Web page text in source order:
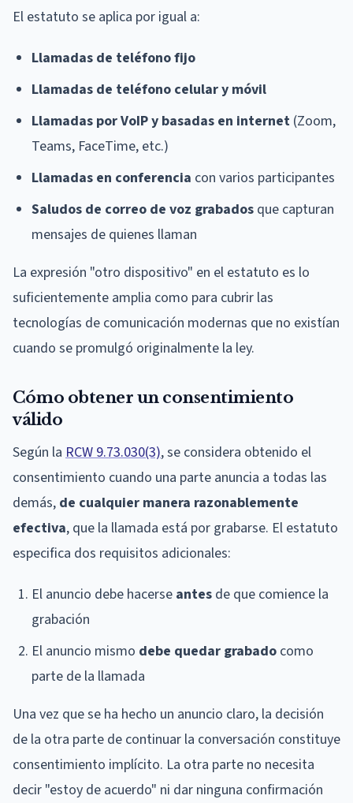
El estatuto se aplica por igual a:
Llamadas de teléfono fijo
Llamadas de teléfono celular y móvil
Llamadas por VoIP y basadas en internet (Zoom,
Teams, FaceTime, etc.)
Llamadas en conferencia con varios participantes
Saludos de correo de voz grabados que capturan
mensajes de quienes llaman
La expresión "otro dispositivo" en el estatuto es lo
suficientemente amplia como para cubrir las
tecnologías de comunicación modernas que no existían
cuando se promulgó originalmente la ley.
Cómo obtener un consentimiento
válido
Según la RCW 9.73.030(3), se considera obtenido el
consentimiento cuando una parte anuncia a todas las
demás, de cualquier manera razonablemente
efectiva, que la llamada está por grabarse. El estatuto
especifica dos requisitos adicionales:
El anuncio debe hacerse antes de que comience la
grabación
El anuncio mismo debe quedar grabado como
parte de la llamada
Una vez que se ha hecho un anuncio claro, la decisión
de la otra parte de continuar la conversación constituye
consentimiento implícito. La otra parte no necesita
decir "estoy de acuerdo" ni dar ninguna confirmación